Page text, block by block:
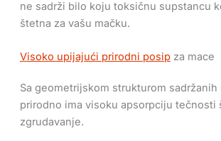
ne sadrži bilo koju toksičnu supstancu
štetna za vašu mačku.
Visoko upijajući prirodni posipza mace
Sa geometrijskom strukturom sadržanih
prirodno ima visoku apsorpciju tečnosti
zgrudavanje.